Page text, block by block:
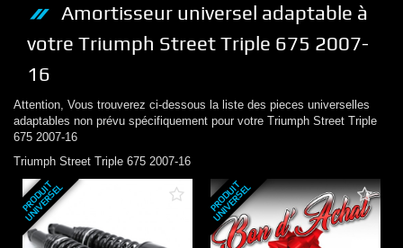
Amortisseur universel adaptable à
votre Triumph Street Triple 675 2007-
16
Attention, Vous trouverez ci-dessous la liste des pieces universelles
adaptables non prévu spécifiquement pour votre Triumph Street Triple
675 2007-16
Triumph Street Triple 675 2007-16
P
R
O
D
U
I
T
U
N
I
V
E
R
S
E
L P
R
O
D
U
I
T
U
N
I
V
E
R
S
E
L